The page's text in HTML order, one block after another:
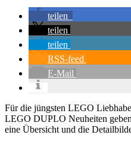
teilen
teilen
teilen
RSS-feed
E-Mail
Für die jüngsten LEGO
LEGO DUPLO Neuheiten
eine Übersicht und die